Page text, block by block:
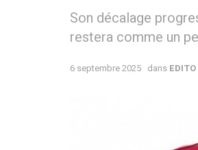
Son décalage
restera comme un
6 septembre 2025 dans EDITO